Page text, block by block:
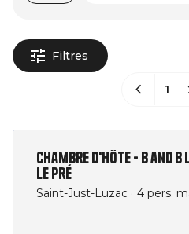
Filtres
1
Chambre d'Hôte - B and
le Pré
Saint-Just-Luzac 4 pers.